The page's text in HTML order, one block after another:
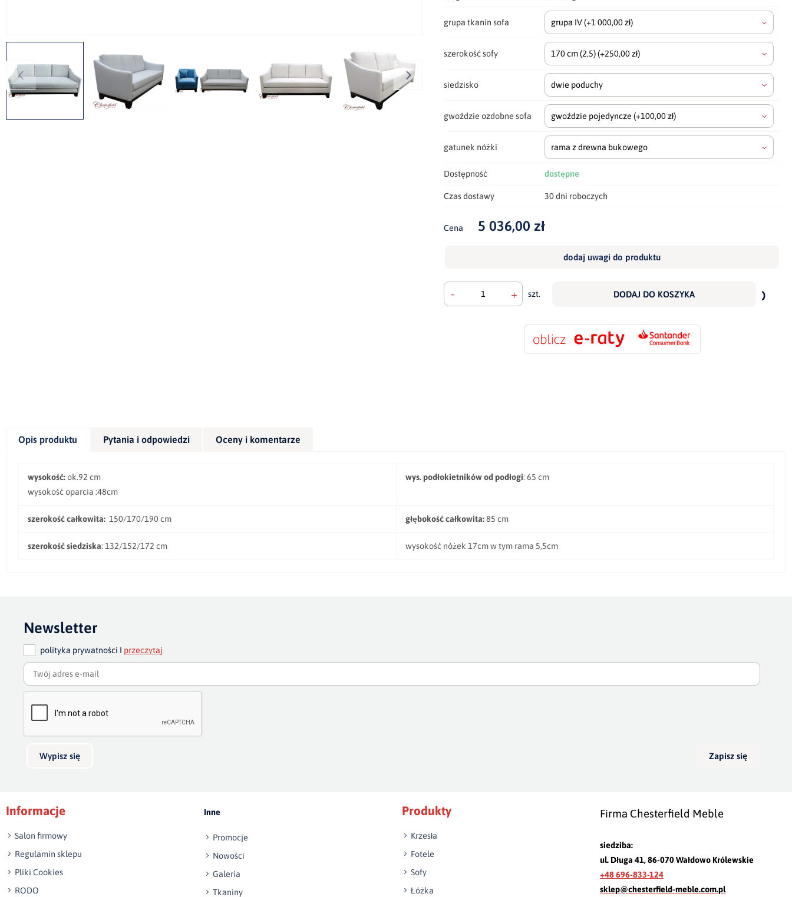
grupa tkanin sofa grupa IV(+1 000,00 zł)
szerokość sofy 170 cm(2,5)(+250,00 zł)
siedzisko dwie poduchy
gwoździe ozdobne sofa gwoździe pojedyncze(+100,00 zł)
gatunek nóżki rama z drewna bukowego
Dostępność dostępne
Czas dostawy 30 dni roboczych
Cena 5 036,00 zł
dodaj uwagi do produktu
- + szt. DODAJ DO KOSZYKA
do
Opis produktu Pytania i odpowiedzi Oceny i komentarze
wysokość:ok.92 cm
wysokość oparcia :48cm
wys. podłokietników od podłogi: 65 cm
szerokość całkowita: 150/170/190 cm głębokość całkowita:85 cm
szerokość siedziska: 132/152/172 cm wysokość nóżek 17cm w tym rama 5,5cm
Newsletter
polityka prywatności I przeczytaj
Wypisz się Zapisz się
Informacje
Salon firmowy
Regulamin sklepu
Pliki Cookies
RODO
Inne
Promocje
Nowości
Galeria
Tkaniny
Produkty
Krzesła
Fotele
Sofy
Łóżka
Firma Chesterfield Meble
siedziba:
ul. Długa 41, 86-070 Wałdowo Królewskie
+48 696-833-124
sklep@chesterfield-meble.com.pl